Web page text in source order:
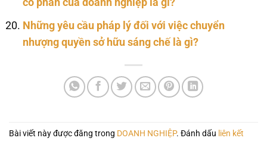
cổ phần của doanh nghiệp là gì?
Những yêu cầu pháp lý đối với việc chuyển
nhượng quyền sở hữu sáng chế là gì?
Bài viết này được đăng trong DOANH NGHIỆP. Đánh dấu liên kết